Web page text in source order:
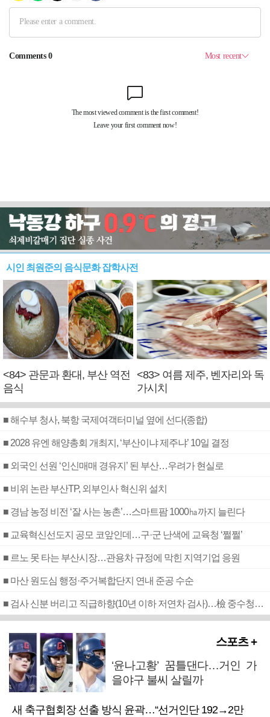
시인 최원준의 음식문화 잡학사전
<84> 관문과 환대, 부산 역전
음식
<83> 여름 제주, 벤자리와 독
가시치
■ 해수부 청사, 북항 국제여객터미널 옆에 선다(종합)
■ 2028 유엔 해양총회 개최지, ‘부산이냐 제주냐’ 10일 결정
■ 외국인 선원 ‘인신매매 경유지’ 된 부산…우려가 현실로
■ 비위 논란 부산TP, 외부인사 혁신위 설치
■ 경남 농정 비전 ‘잘 사는 농촌’…스마트팜 1000㏊까지 늘린다
■ 교육혁신선도지 공모 코앞인데…구·군 난색에 교육청 ‘쩔쩔’
■ 르노 못 타는 부산시장…관용차 규정에 막힌 지역기업 응원
■ 마산 원도심 행정·주거복합단지 연내 준공 수순
■ 검사 신분 버리고 직급하향(10년 이하 저연차 검사)…檢 중수청행 기피
스포츠 +
‘윤나고황’ 꿈틀댄다…거인 가
을야구 불씨 살릴까
새 축구협회장 선출 방식 윤곽…“선거인단 192→2만